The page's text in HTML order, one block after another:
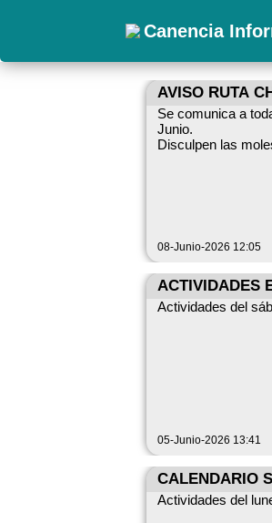
Canencia
AVISO RUTA
Se comunica a
Junio.
Disculpen las
08-Junio-2026 12:05
ACTIVIDADES
Actividades del
05-Junio-2026 13:41
CALENDARIO
Actividades del